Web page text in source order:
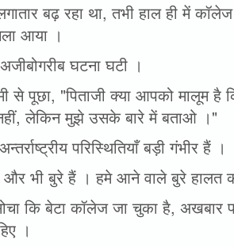
बढ़ रहा था, तभी हाल ही में
आया ।
घटना घटी ।
पूछा, "पिताजी क्या आपको मालूम है
लेकिन मुझे उसके बारे में बताओ ।"
परिस्थितियाँ बड़ी गंभीर हैं ।
और भी बुरे हैं । हमे आने वाले बुरे हालत
कि बेटा कॉलेज जा चुका है, अखबार
।